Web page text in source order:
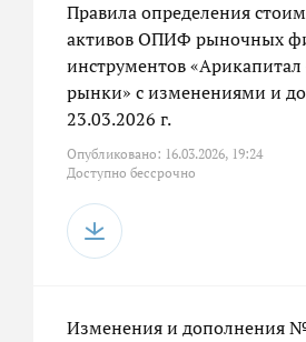
Правила определения
активов ОПИФ рыночных
инструментов
рынки» с изменениями и
23.03.2026 г.
Опубликовано: 16.03.2026, 19:24
Доступно бессрочно
Изменения и дополнения